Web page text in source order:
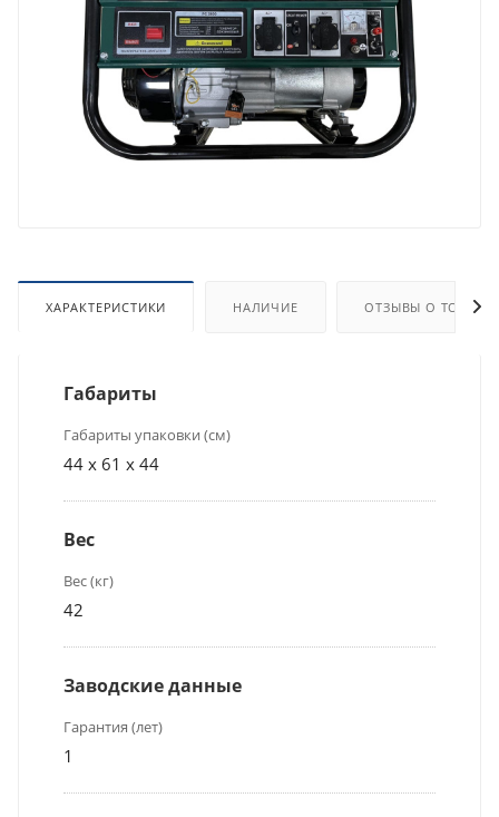
ХАРАКТЕРИСТИКИ НАЛИЧИЕ ОТЗЫВЫ О ТОВАРЕ
Габариты
Габариты упаковки (см)
44 x 61 x 44
Вес
Вес (кг)
42
Заводские данные
Гарантия (лет)
1